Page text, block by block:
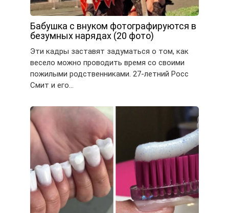
Бабушка с внуком фотографируются в
безумных нарядах (20 фото)
Эти кадры заставят задуматься о том, как
весело можно проводить время со своими
пожилыми родственниками. 27-летний Росс
Смит и его…